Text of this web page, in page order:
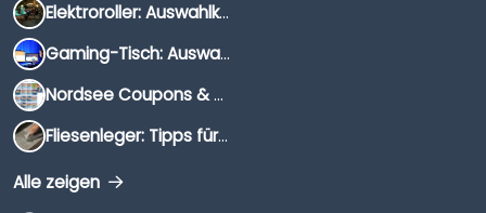
Elektroroller: Auswahlkriterien, Unterschiede & Tipps
Gaming-Tisch: Auswahlkriterien, Unterschiede & Tipps
Nordsee Coupons & Gutscheine 2026
Fliesenleger: Tipps für die Auswahl
Alle zeigen